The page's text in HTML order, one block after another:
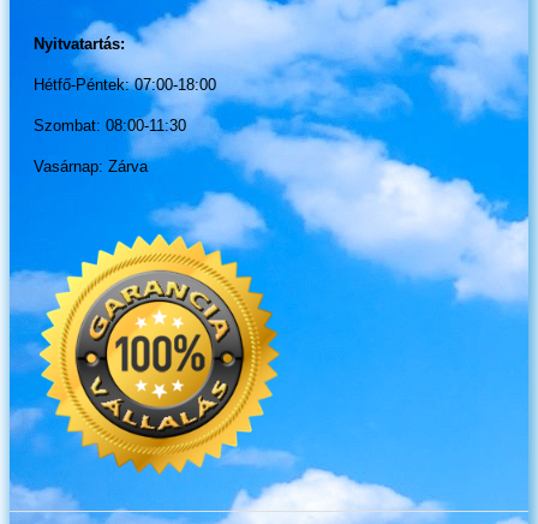
Nyitvatartás:
Hétfő-Péntek: 07:00-18:00
Szombat: 08:00-11:30
Vasárnap: Zárva